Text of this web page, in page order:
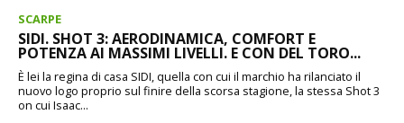
SCARPE
SIDI. SHOT 3: AERODINAMICA, COMFORT E
POTENZA AI MASSIMI LIVELLI. E CON DEL TORO...
È lei la regina di casa SIDI, quella con cui il marchio ha rilanciato il
nuovo logo proprio sul finire della scorsa stagione, la stessa Shot 3
on cui Isaac...